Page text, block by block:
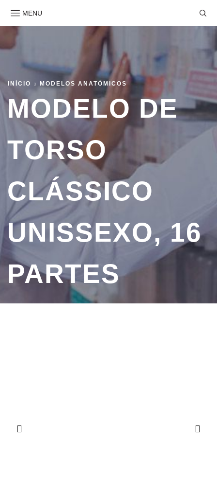
MENU
INÍCIO MODELOS ANATÓMICOS
MODELO DE
TORSO
CLÁSSICO
UNISSEXO, 16
PARTES